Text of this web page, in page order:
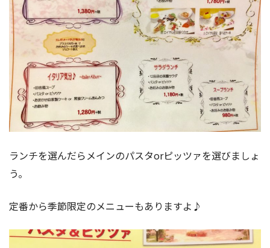
ランチを選んだらメインのパスタorピッツァを選びましょ
う。
定番から季節限定のメニューもありますよ♪